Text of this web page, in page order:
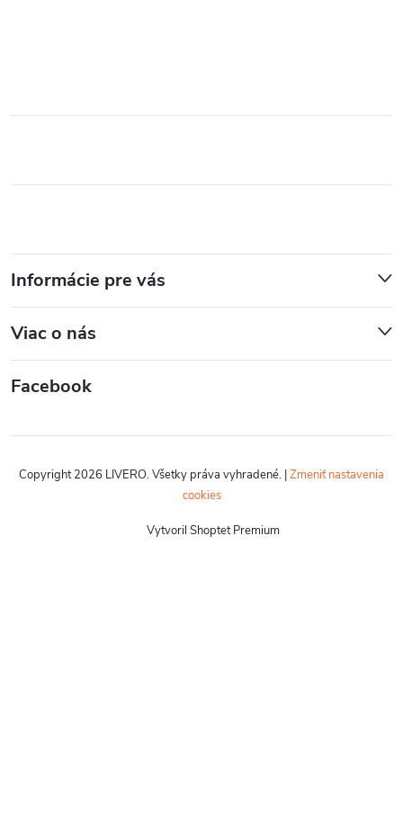
Informácie pre vás
Viac o nás
Facebook
Vytvoril Shoptet Premium
Copyright 2026 LIVERO. Všetky práva vyhradené. |Zmeniť nastavenia
cookies